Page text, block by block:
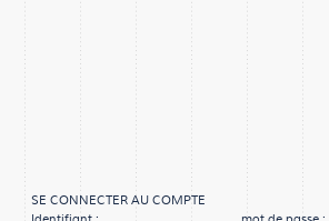
SE CONNECTER AU COMPTE